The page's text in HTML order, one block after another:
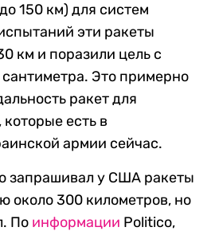
150 км) для систем
эти ракеты
км и поразили цель с
Это примерно
ракет для
которые есть в
армии сейчас.
запрашивал у США ракеты
около 300 километров, но
По информации Politico,